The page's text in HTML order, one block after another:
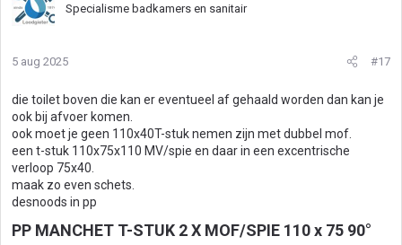
Specialisme badkamers en sanitair
5 aug 2025 #17
die toilet boven die kan er eventueel af gehaald worden dan kan je
ook bij afvoer komen.
ook moet je geen 110x40T-stuk nemen zijn met dubbel mof.
een t-stuk 110x75x110 MV/spie en daar in een excentrische
verloop 75x40.
maak zo even schets.
desnoods in pp
PP MANCHET T-STUK 2 X MOF/SPIE 110 x 75 90°​